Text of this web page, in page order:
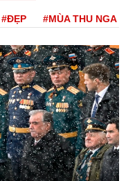
#ĐẸP #MÙA THU NGA